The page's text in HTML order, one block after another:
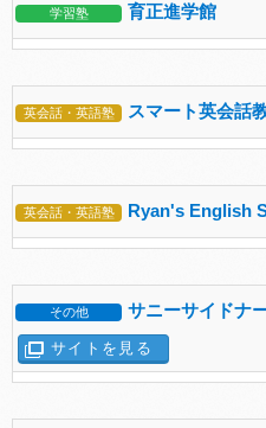
学習塾 育正進学館
英会話・英語塾 スマート英会話
英会話・英語塾 Ryan's English
その他 サニーサイドナ
サイトを見る